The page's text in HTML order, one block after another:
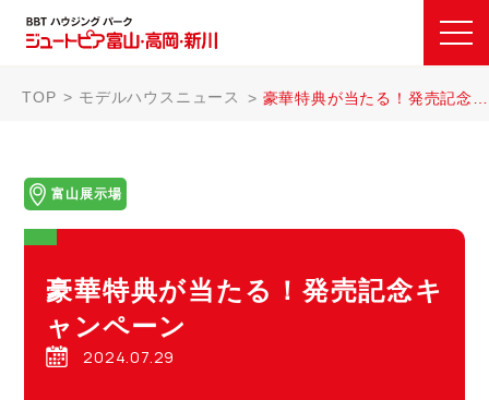
TOP モデルハウスニュース 豪華特典が当たる！発売記念キャンペーン
富山展示場
豪華特典が当たる！発売記念キ
ャンペーン
2024.07.29